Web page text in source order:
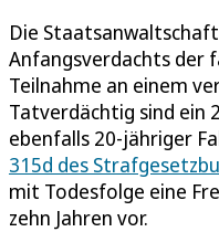
Die
Anfangsverdachts der
Teilnahme an einem
Tatverdächtig sind ein
ebenfalls 20-jähriger
315d des
mit Todesfolge eine
zehn Jahren vor.